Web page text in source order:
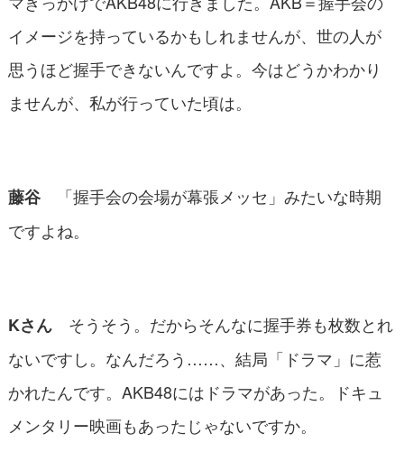
イメージを持っているかもしれませんが、世の人が
思うほど握手できないんですよ。今はどうかわかり
ませんが、私が行っていた頃は。
藤谷
「握手会の会場が幕張メッセ」みたいな時期
ですよね。
Kさんそうそう。だからそんなに握手券も枚数とれ
ないですし。なんだろう……、結局「ドラマ」に惹
かれたんです。AKB48にはドラマがあった。ドキュ
メンタリー映画もあったじゃないですか。